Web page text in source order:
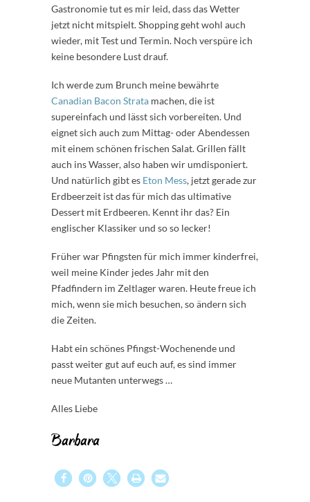
Gastronomie tut es mir leid, dass das Wetter
jetzt nicht mitspielt. Shopping geht wohl auch
wieder, mit Test und Termin. Noch verspüre ich
keine besondere Lust drauf.
Ich werde zum Brunch meine bewährte
Canadian Bacon Strata machen, die ist
supereinfach und lässt sich vorbereiten. Und
eignet sich auch zum Mittag- oder Abendessen
mit einem schönen frischen Salat. Grillen fällt
auch ins Wasser, also haben wir umdisponiert.
Und natürlich gibt es Eton Mess, jetzt gerade zur
Erdbeerzeit ist das für mich das ultimative
Dessert mit Erdbeeren. Kennt ihr das? Ein
englischer Klassiker und so so lecker!
Früher war Pfingsten für mich immer kinderfrei,
weil meine Kinder jedes Jahr mit den
Pfadfindern im Zeltlager waren. Heute freue ich
mich, wenn sie mich besuchen, so ändern sich
die Zeiten.
Habt ein schönes Pfingst-Wochenende und
passt weiter gut auf euch auf, es sind immer
neue Mutanten unterwegs …
Alles Liebe
Barbara